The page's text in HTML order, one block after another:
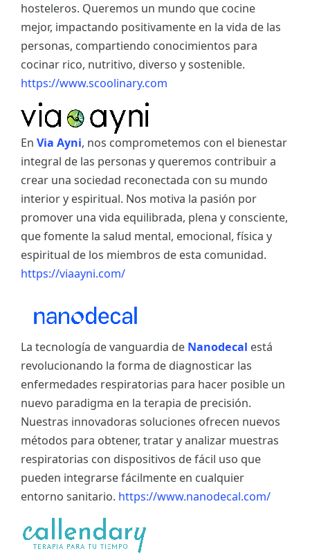
hosteleros. Queremos un mundo que cocine
mejor, impactando positivamente en la vida de las
personas, compartiendo conocimientos para
cocinar rico, nutritivo, diverso y sostenible.
https://www.scoolinary.com
En Via Ayni, nos comprometemos con el bienestar
integral de las personas y queremos contribuir a
crear una sociedad reconectada con su mundo
interior y espiritual. Nos motiva la pasión por
promover una vida equilibrada, plena y consciente,
que fomente la salud mental, emocional, física y
espiritual de los miembros de esta comunidad.
https://viaayni.com/
La tecnología de vanguardia de Nanodecal está
revolucionando la forma de diagnosticar las
enfermedades respiratorias para hacer posible un
nuevo paradigma en la terapia de precisión.
Nuestras innovadoras soluciones ofrecen nuevos
métodos para obtener, tratar y analizar muestras
respiratorias con dispositivos de fácil uso que
pueden integrarse fácilmente en cualquier
entorno sanitario. https://www.nanodecal.com/